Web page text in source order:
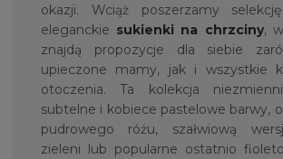
okazji. Wciąż poszerzamy
eleganckie sukienki na chrzciny,
znajdą propozycje dla siebie
upieczone mamy, jak i wszystkie
otoczenia. Ta kolekcja
subtelne i kobiece pastelowe barwy,
pudrowego różu, szałwiową
zieleni lub popularne ostatnio